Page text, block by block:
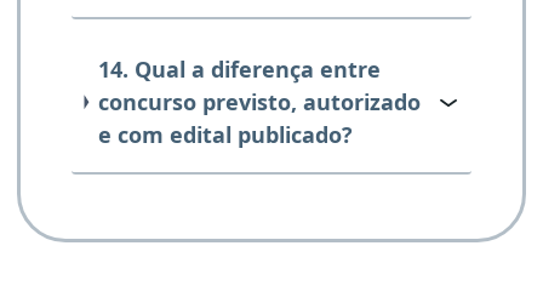
14. Qual a diferença entre
concurso previsto, autorizado
e com edital publicado?